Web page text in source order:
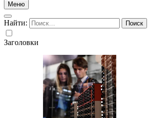
Меню
Найти:
Заголовки